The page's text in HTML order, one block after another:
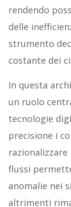
rendendo
delle
strumento
costante dei
In questa
un ruolo
tecnologie
precisione i
razionalizzare
flussi
anomalie nei
altrimenti